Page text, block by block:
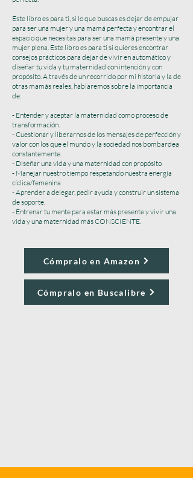
Este libro es para ti, si lo que buscas es dejar de empujar
para ser una mujer y una mamá perfecta y encontrar el
espacio que necesitas para ser una mamá presente y una
mujer plena. Este libro es para ti si quieres encontrar
consejos prácticos para dejar de vivir en automático y
diseñar tu vida y tu maternidad con intención y con
propósito. A través de un recorrido por mi historia y la de
otras mamás reales, hablaremos sobre la importancia
de:
- Entender y aceptar la maternidad como proceso de
transformación.
- Cuestionar y liberarnos de los mensajes de perfección y
valor con los que el mundo y la sociedad nos bombardea
constantemente.
- Diseñar una vida y una maternidad con propósito
- Manejar nuestro tiempo respetando nuestra energía
cíclica/femenina
- Aprender a delegar, pedir ayuda y construir un sistema
de soporte.
- Entrenar tu mente para estar más presente y vivir una
vida y una maternidad más CONSCIENTE.
Cómpralo en Amazon
Cómpralo en Buscalibre